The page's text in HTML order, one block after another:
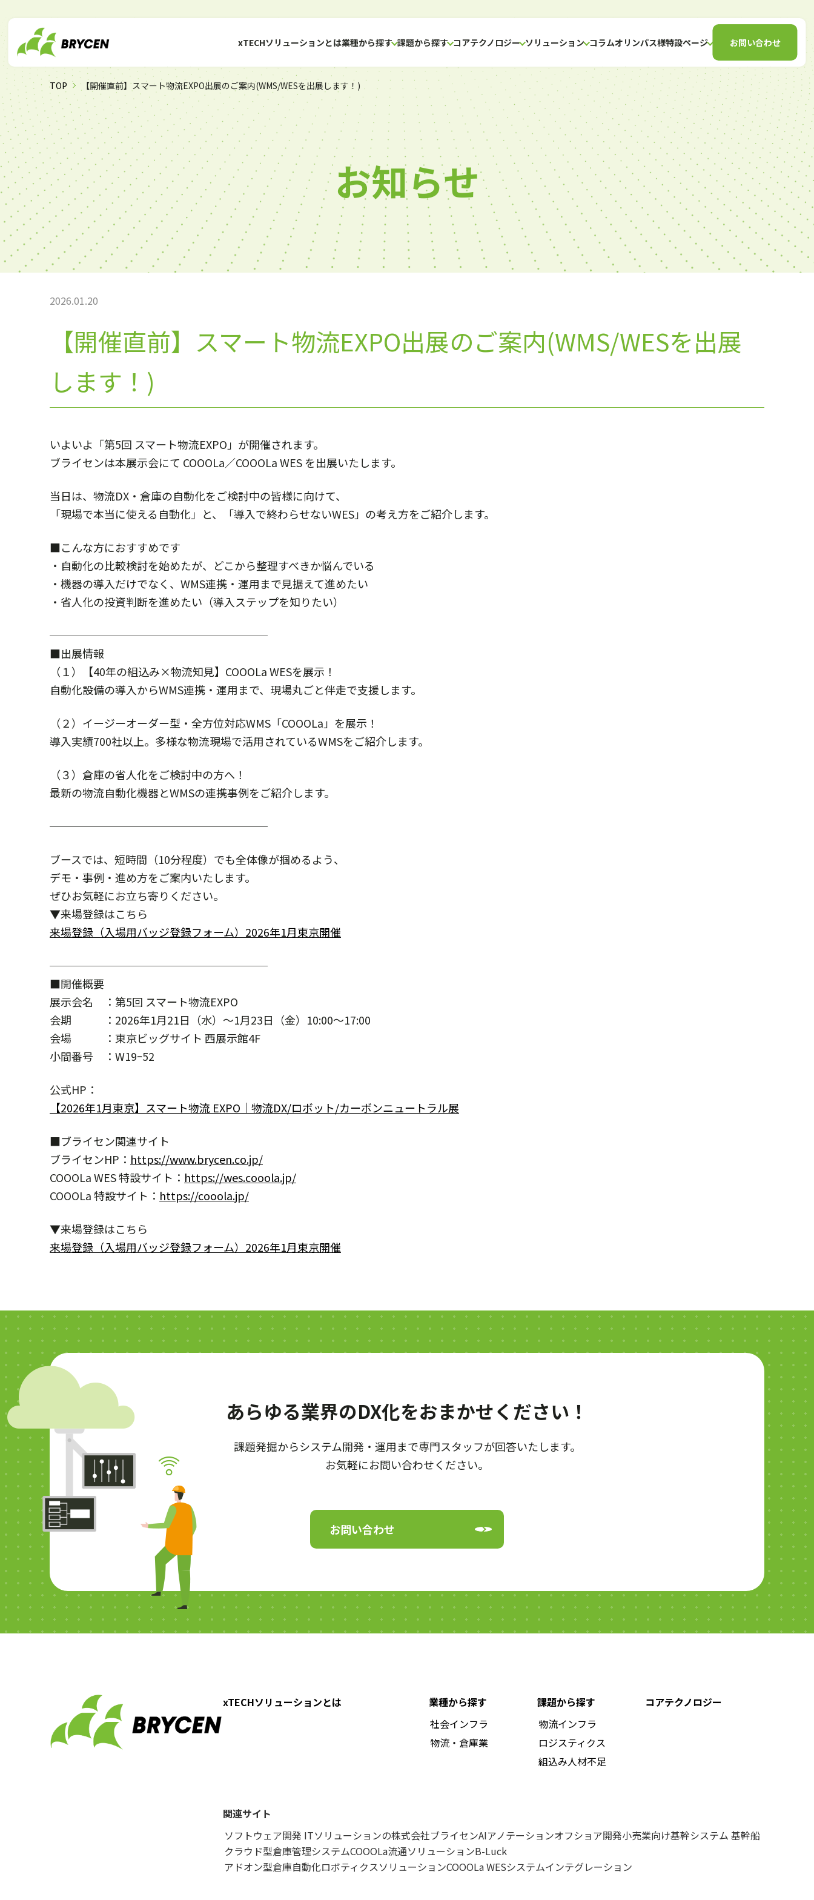
xTECHソリューションとは業種から探す 課題から探す コアテクノロジー ソリューション コラムオリンパス様特設ページ お問い合わせ
TOP 【開催直前】スマート物流EXPO出展のご案内(WMS/WESを出展します！)
お知らせ
2026.01.20
【開催直前】スマート物流EXPO出展のご案内(WMS/WESを出展
します！)
いよいよ「第5回 スマート物流EXPO」が開催されます。
ブライセンは本展示会にて COOOLa／COOOLa WES を出展いたします。
当日は、物流DX・倉庫の自動化をご検討中の皆様に向けて、
「現場で本当に使える自動化」と、「導入で終わらせないWES」の考え方をご紹介します。
■こんな方におすすめです
・自動化の比較検討を始めたが、どこから整理すべきか悩んでいる
・機器の導入だけでなく、WMS連携・運用まで見据えて進めたい
・省人化の投資判断を進めたい（導入ステップを知りたい）
────────────────────
■出展情報
（１）【40年の組込み×物流知見】COOOLa WESを展示！
自動化設備の導入からWMS連携・運用まで、現場丸ごと伴走で支援します。
（２）イージーオーダー型・全方位対応WMS「COOOLa」を展示！
導入実績700社以上。多様な物流現場で活用されているWMSをご紹介します。
（３）倉庫の省人化をご検討中の方へ！
最新の物流自動化機器とWMSの連携事例をご紹介します。
────────────────────
ブースでは、短時間（10分程度）でも全体像が掴めるよう、
デモ・事例・進め方をご案内いたします。
ぜひお気軽にお立ち寄りください。
▼来場登録はこちら
来場登録（入場用バッジ登録フォーム）2026年1月東京開催
────────────────────
■開催概要
展示会名 ：第5回 スマート物流EXPO
会期 ：2026年1月21日（水）～1月23日（金）10:00～17:00
会場 ：東京ビッグサイト 西展示館4F
小間番号 ：W19ｰ52
公式HP：
【2026年1月東京】スマート物流 EXPO｜物流DX/ロボット/カーボンニュートラル展
■ブライセン関連サイト
ブライセンHP： https://www.brycen.co.jp/
COOOLa WES 特設サイト： https://wes.cooola.jp/
COOOLa 特設サイト： https://cooola.jp/
▼来場登録はこちら
来場登録（入場用バッジ登録フォーム）2026年1月東京開催
あらゆる業界のDX化をおまかせください！
課題発掘からシステム開発・運用まで専門スタッフが回答いたします。
お気軽にお問い合わせください。
お問い合わせ
xTECHソリューションとは
業種から探す
社会インフラ
物流・倉庫業
課題から探す
物流インフラ
ロジスティクス
組込み人材不足
コアテクノロジー
関連サイト
ソフトウェア開発 ITソリューションの株式会社ブライセンAIアノテーションオフショア開発小売業向け基幹システム 基幹船
クラウド型倉庫管理システムCOOOLa流通ソリューションB-Luck
アドオン型倉庫自動化ロボティクスソリューションCOOOLa WESシステムインテグレーション